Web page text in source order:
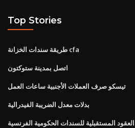
Top Stories
طريقة سندات الخزانة cfa
اتصل بمدينة ستوكتون
تيسكو صرف العملات الأجنبية ساعات العمل
بدلات معدل الضريبة الفيدرالية
العقود المستقبلية للسندات الحكومية الفرنسية